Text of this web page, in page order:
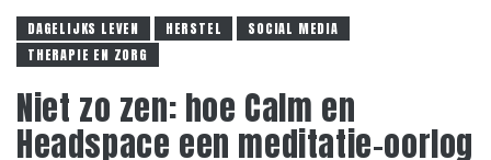
DAGELIJKS LEVEN HERSTEL
SOCIAL MEDIA
THERAPIE EN ZORG
Niet zo zen: hoe Calm en
Headspace een meditatie-oorlog